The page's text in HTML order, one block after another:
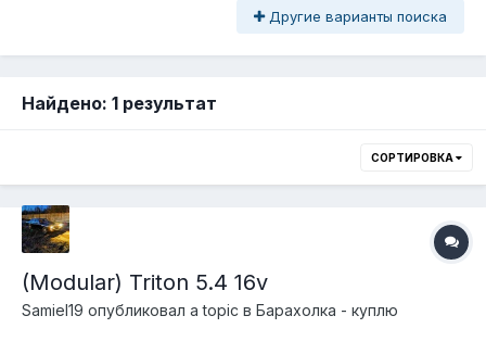
Другие варианты поиска
Найдено: 1 результат
СОРТИРОВКА
(Modular) Triton 5.4 16v
Samiel19 опубликовал a topic в Барахолка - куплю